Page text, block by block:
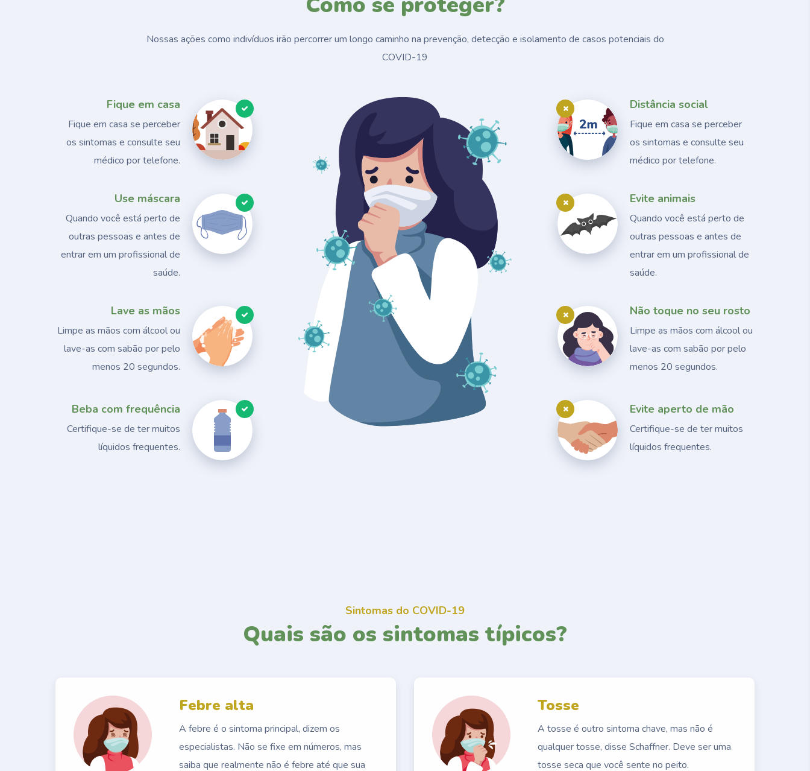
Nossas ações como indivíduos irão percorrer um longo caminho na prevenção, detecção e isolamento de casos potenciais do
COVID-19
Fique em casa
Fique em casa se perceber
os sintomas e consulte seu
médico por telefone.
Use máscara
Quando você está perto de
outras pessoas e antes de
entrar em um profissional de
saúde.
Lave as mãos
Limpe as mãos com álcool ou
lave-as com sabão por pelo
menos 20 segundos.
Beba com frequência
Certifique-se de ter muitos
líquidos frequentes.
Distância social
Fique em casa se perceber
os sintomas e consulte seu
médico por telefone.
Evite animais
Quando você está perto de
outras pessoas e antes de
entrar em um profissional de
saúde.
Não toque no seu rosto
Limpe as mãos com álcool ou
lave-as com sabão por pelo
menos 20 segundos.
Evite aperto de mão
Certifique-se de ter muitos
líquidos frequentes.
Sintomas do COVID-19
Quais são os sintomas típicos?
Febre alta
A febre é o sintoma principal, dizem os
especialistas. Não se fixe em números, mas
saiba que realmente não é febre até que sua
Tosse
A tosse é outro sintoma chave, mas não é
qualquer tosse, disse Schaffner. Deve ser uma
tosse seca que você sente no peito.